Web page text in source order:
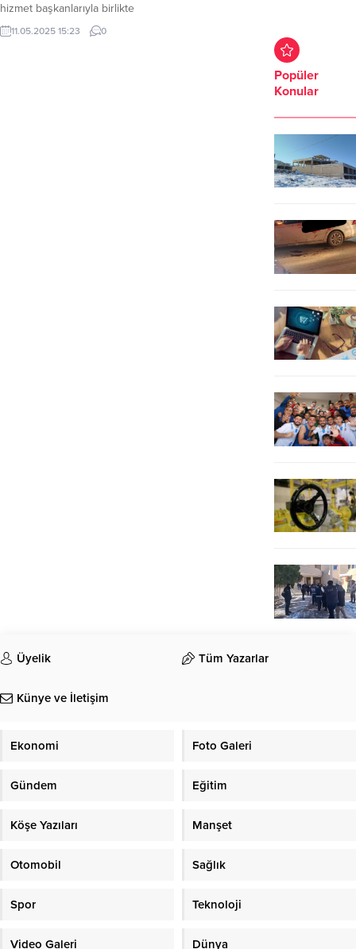
hizmet başkanlarıyla birlikte
Akçakale Devlet Hastanesi’ni
ziyaret ederek sağlık hizmet
11.05.2025 15:23 0
Popüler
Konular
Üyelik Tüm Yazarlar
Künye ve İletişim
Ekonomi Foto Galeri
Gündem Eğitim
Köşe Yazıları Manşet
Otomobil Sağlık
Spor Teknoloji
Video Galeri Dünya